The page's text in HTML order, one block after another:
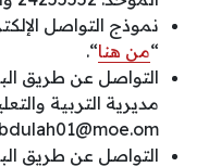
نموذج التواصل
“من هنا“.
التواصل عن طريق
مديرية التربية
التواصل عن طريق